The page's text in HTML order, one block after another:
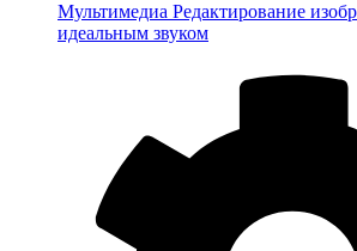
Мультимедиа Редактирование
идеальным звуком